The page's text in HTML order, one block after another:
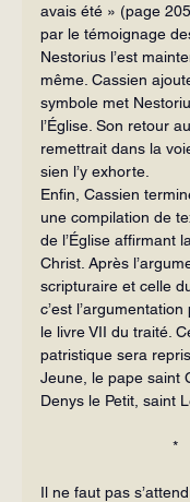
avais été » (page
par le témoignage
Nestorius l’est
même. Cassien
symbole met
l’Église. Son retour
remettrait dans la
sien l’y exhorte.
Enfin, Cassien
une compilation de
de l’Église affirmant
Christ. Après
scripturaire et celle
c’est l’argumentation
le livre VII du traité.
patristique sera
Jeune, le pape saint
Denys le Petit, saint
*
Il ne faut pas